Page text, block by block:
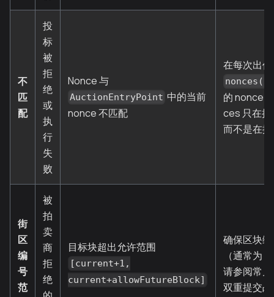
不
匹
配
投
标
被
拒
绝
或
执
行
失
败
Nonce 与
AuctionEntryPoint 中的当前
nonce 不匹配
在每次出
nonces()
的 nonce
ces 只在
而不是在
街
区
编
号
范
被
拍
卖
商
拒
绝
目标块超出允许范围
[current+1,
current+allowFutureBlock]
确保区块
（通常为
请参阅常
双重提交